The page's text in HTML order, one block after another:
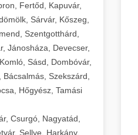
Fertőd, Kapuvár,
Sárvár, Kőszeg,
Szentgotthárd,
Jánosháza, Devecser,
Sásd, Dombóvár,
Szekszárd,
Hőgyész, Tamási
Csurgó, Nagyatád,
Sellye, Harkány,